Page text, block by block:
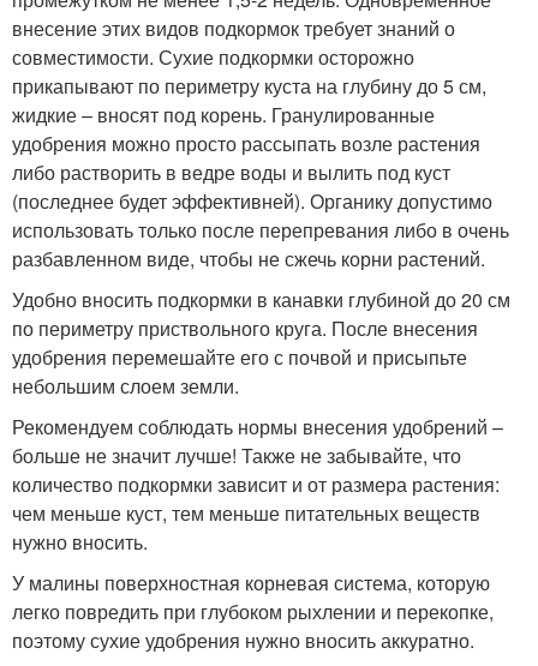
внесение этих видов подкормок требует знаний о
совместимости. Сухие подкормки осторожно
прикапывают по периметру куста на глубину до 5 см,
жидкие – вносят под корень. Гранулированные
удобрения можно просто рассыпать возле растения
либо растворить в ведре воды и вылить под куст
(последнее будет эффективней). Органику допустимо
использовать только после перепревания либо в очень
разбавленном виде, чтобы не сжечь корни растений.
Удобно вносить подкормки в канавки глубиной до 20 см
по периметру приствольного круга. После внесения
удобрения перемешайте его с почвой и присыпьте
небольшим слоем земли.
Рекомендуем соблюдать нормы внесения удобрений –
больше не значит лучше! Также не забывайте, что
количество подкормки зависит и от размера растения:
чем меньше куст, тем меньше питательных веществ
нужно вносить.
У малины поверхностная корневая система, которую
легко повредить при глубоком рыхлении и перекопке,
поэтому сухие удобрения нужно вносить аккуратно.